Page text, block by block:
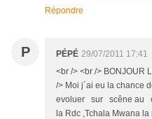
Répondre
P PÉPÉ 29/07/2011 17:41
<br /> <br /> BONJOUR
/> Moi j´ai eu la chance
evoluer sur scêne au
la Rdc ,Tchala Mwana